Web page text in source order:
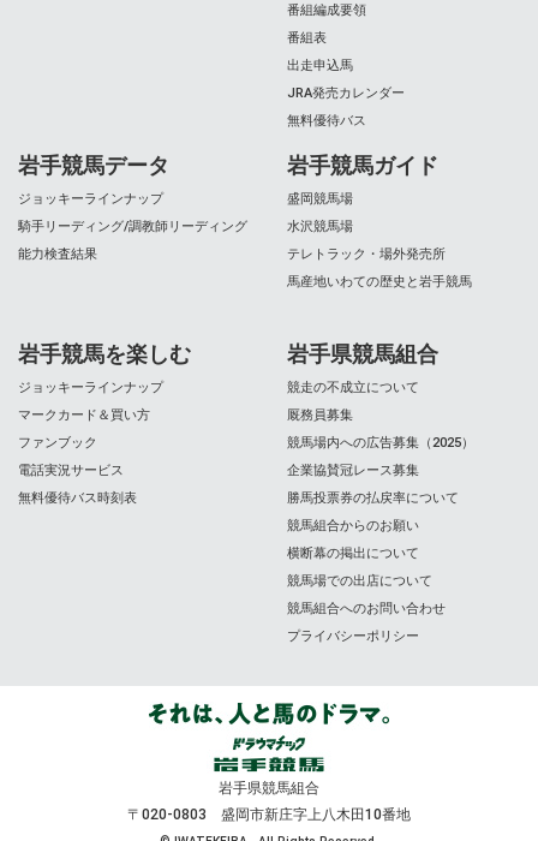
番組編成要領
番組表
出走申込馬
JRA発売カレンダー
無料優待バス
岩手競馬データ
ジョッキーラインナップ
騎手リーディング/調教師リーディング
能力検査結果
岩手競馬ガイド
盛岡競馬場
水沢競馬場
テレトラック・場外発売所
馬産地いわての歴史と岩手競馬
岩手競馬を楽しむ
ジョッキーラインナップ
マークカード＆買い方
ファンブック
電話実況サービス
無料優待バス時刻表
岩手県競馬組合
競走の不成立について
厩務員募集
競馬場内への広告募集（2025）
企業協賛冠レース募集
勝馬投票券の払戻率について
競馬組合からのお願い
横断幕の掲出について
競馬場での出店について
競馬組合へのお問い合わせ
プライバシーポリシー
岩手県競馬組合
〒020-0803 盛岡市新庄字上八木田10番地